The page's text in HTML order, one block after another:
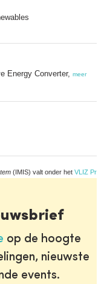
Energy Converter, meer
(IMIS) valt onder het VLIZ
op de hoogte
nieuwste
events.